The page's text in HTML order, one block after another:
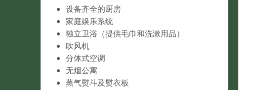
设备齐全的厨房
家庭娱乐系统
独立卫浴（提供毛巾和洗漱用品）
吹风机
分体式空调
无烟公寓
蒸气熨斗及熨衣板